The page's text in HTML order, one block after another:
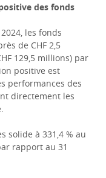
des fonds
les fonds
de CHF 2,5
129,5 millions) par
positive est
performances des
directement les
solide à 331,4 % au
rapport au 31